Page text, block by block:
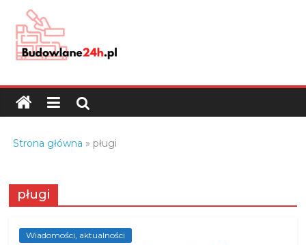
content
Budowlane24h.pl
portal
budowlany
z
branży
Strona główna » pługi
pługi
Wiadomości, aktualności